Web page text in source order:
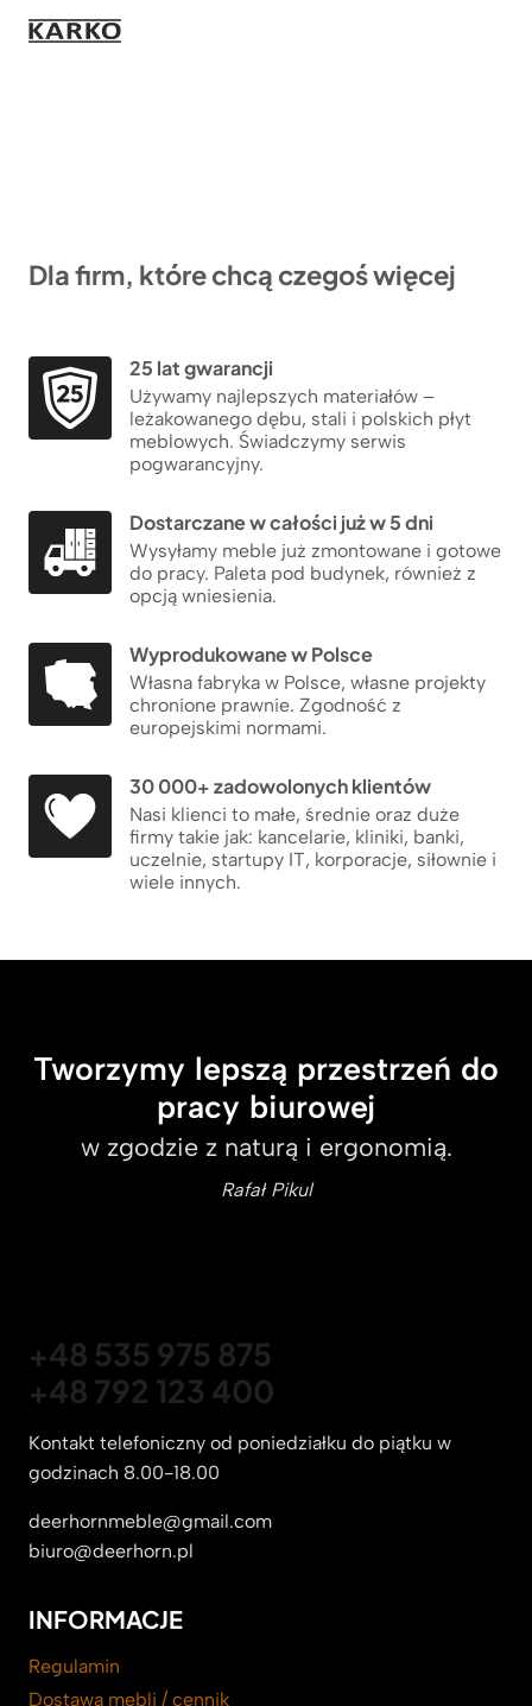
Dla firm, które chcą czegoś więcej
25 lat gwarancji
Używamy najlepszych materiałów –
leżakowanego dębu, stali i polskich płyt
meblowych. Świadczymy serwis
pogwarancyjny.
Dostarczane w całości już w 5 dni
Wysyłamy meble już zmontowane i gotowe
do pracy. Paleta pod budynek, również z
opcją wniesienia.
Wyprodukowane w Polsce
Własna fabryka w Polsce, własne projekty
chronione prawnie. Zgodność z
europejskimi normami.
30 000+ zadowolonych klientów
Nasi klienci to małe, średnie oraz duże
firmy takie jak: kancelarie, kliniki, banki,
uczelnie, startupy IT, korporacje, siłownie i
wiele innych.
Tworzymy lepszą przestrzeń do
pracy biurowej
w zgodzie z naturą i ergonomią.
Rafał Pikul
+48 535 975 875
+48 792 123 400
Kontakt telefoniczny od poniedziałku do piątku w
godzinach 8.00-18.00
deerhornmeble@gmail.com
biuro@deerhorn.pl
INFORMACJE
Regulamin
Dostawa mebli / cennik